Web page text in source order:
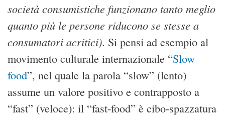
società consumistiche funzionano tanto meglio
quanto più le persone riducono se stesse a
consumatori acritici). Si pensi ad esempio al
movimento culturale internazionale “Slow
food”, nel quale la parola “slow” (lento)
assume un valore positivo e contrapposto a
“fast” (veloce): il “fast-food” è cibo-spazzatura